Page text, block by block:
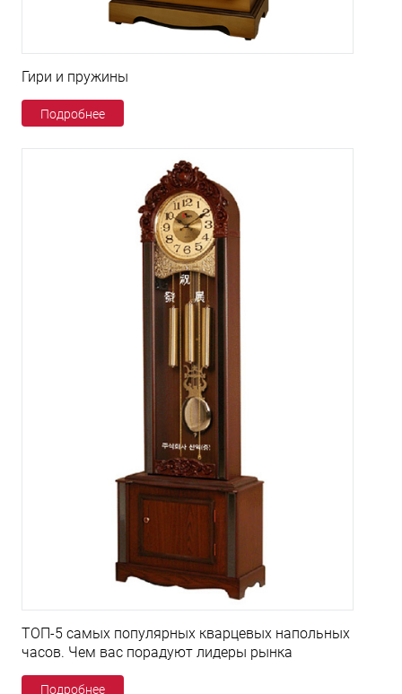
Гири и пружины
Подробнее
ТОП-5 самых популярных кварцевых напольных
часов. Чем вас порадуют лидеры рынка
Подробнее